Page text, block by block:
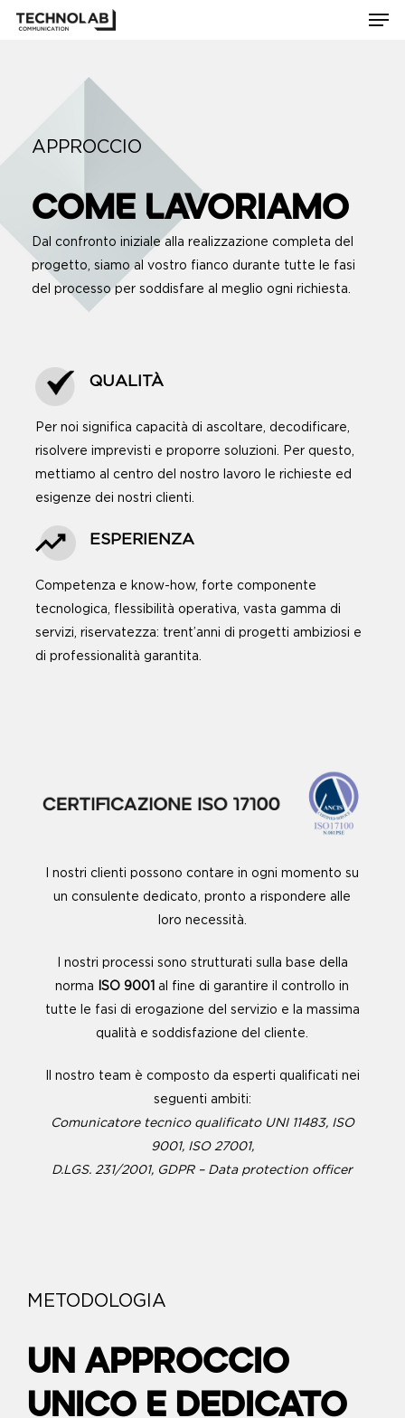
Skip
APPROCCIO
COME LAVORIAMO
Dal confronto iniziale alla realizzazione completa del
progetto, siamo al vostro fianco durante tutte le fasi
del processo per soddisfare al meglio ogni richiesta.
QUALITÀ
Per noi significa capacità di ascoltare, decodificare,
risolvere imprevisti e proporre soluzioni. Per questo,
mettiamo al centro del nostro lavoro le richieste ed
esigenze dei nostri clienti.
ESPERIENZA
Competenza e know-how, forte componente
tecnologica, flessibilità operativa, vasta gamma di
servizi, riservatezza: trent’anni di progetti ambiziosi e
di professionalità garantita.
I nostri clienti possono contare in ogni momento su
un consulente dedicato, pronto a rispondere alle
loro necessità.
I nostri processi sono strutturati sulla base della
norma
ISO 9001
al fine di garantire il controllo in
tutte le fasi di erogazione del servizio e la massima
qualità e soddisfazione del cliente.
Il nostro team è composto da esperti qualificati nei
seguenti ambiti:
Comunicatore tecnico qualificato UNI 11483, ISO
9001, ISO 27001,
D.LGS. 231/2001, GDPR – Data protection officer
METODOLOGIA
UN APPROCCIO
UNICO E DEDICATO